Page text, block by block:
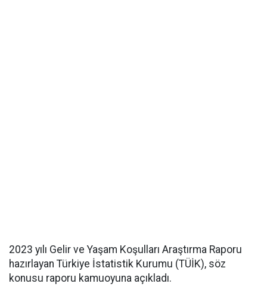
2023 yılı Gelir ve Yaşam Koşulları Araştırma Raporu
hazırlayan Türkiye İstatistik Kurumu (TÜİK), söz
konusu raporu kamuoyuna açıkladı.